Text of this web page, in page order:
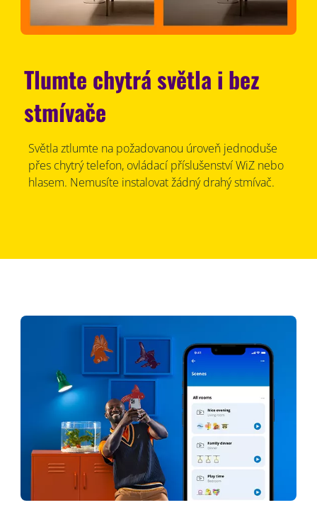
Tlumte chytrá světla i bez
stmívače
Světla ztlumte na požadovanou úroveň jednoduše
přes chytrý telefon, ovládací příslušenství WiZ nebo
hlasem. Nemusíte instalovat žádný drahý stmívač.